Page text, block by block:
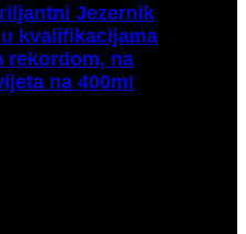
Jezernik
kvalifikacijama
rekordom, na
na 400m!